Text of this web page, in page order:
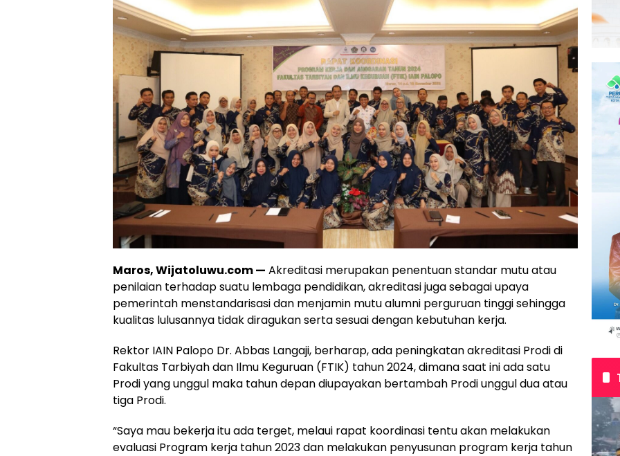
Maros, Wijatoluwu.com — Akreditasi merupakan penentuan standar mutu atau
penilaian terhadap suatu lembaga pendidikan, akreditasi juga sebagai upaya
pemerintah menstandarisasi dan menjamin mutu alumni perguruan tinggi sehingga
kualitas lulusannya tidak diragukan serta sesuai dengan kebutuhan kerja.
Rektor IAIN Palopo Dr. Abbas Langaji, berharap, ada peningkatan akreditasi Prodi di
Fakultas Tarbiyah dan Ilmu Keguruan (FTIK) tahun 2024, dimana saat ini ada satu
Prodi yang unggul maka tahun depan diupayakan bertambah Prodi unggul dua atau
tiga Prodi.
“Saya mau bekerja itu ada terget, melaui rapat koordinasi tentu akan melakukan
evaluasi Program kerja tahun 2023 dan melakukan penyusunan program kerja tahun